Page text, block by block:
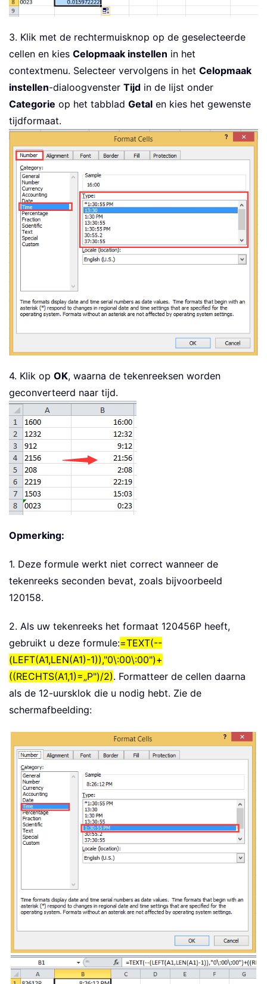
3. Klik met de rechtermuisknop op de geselecteerde
cellen en kies Celopmaak instellen in het
contextmenu. Selecteer vervolgens in het Celopmaak
instellen-dialoogvenster Tijd in de lijst onder
Categorie op het tabblad Getal en kies het gewenste
tijdformaat.
4. Klik op OK, waarna de tekenreeksen worden
geconverteerd naar tijd.
Opmerking:
1. Deze formule werkt niet correct wanneer de
tekenreeks seconden bevat, zoals bijvoorbeeld
120158.
2. Als uw tekenreeks het formaat 120456P heeft,
gebruikt u deze formule:=TEXT(--
(LEFT(A1,LEN(A1)-1)),"0\:00\:00")+
((RECHTS(A1,1)=„P")/2). Formatteer de cellen daarna
als de 12-uursklok die u nodig hebt. Zie de
schermafbeelding: